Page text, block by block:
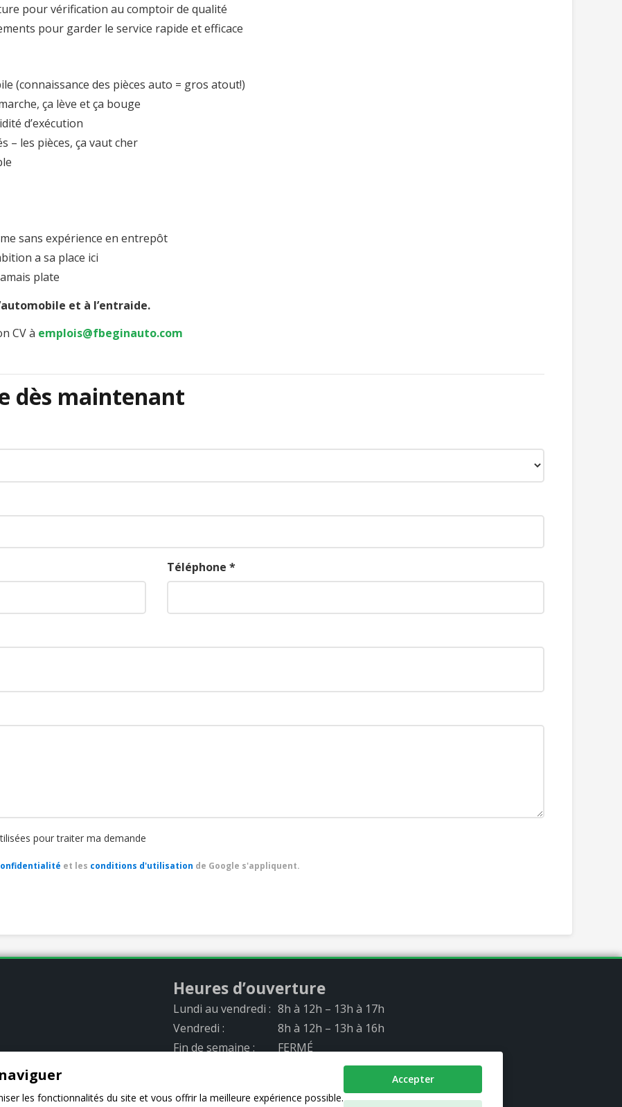
pour vérification au comptoir de qualité
pour garder le service rapide et efficace
(connaissance des pièces auto = gros atout!)
ça lève et ça bouge
d’exécution
– les pièces, ça vaut cher
sans expérience en entrepôt
a sa place ici
plate
et à l’entraide.
CV à emplois@fbeginauto.com
dès maintenant
Téléphone *
pour traiter ma demande
et les conditions d'utilisation de Google s'appliquent.
Heures d’ouverture
Lundi au vendredi : 8h à 12h – 13h à 17h
Vendredi :
8h à 12h – 13h à 16h
Fin de semaine :
FERMÉ
les fonctionnalités du site et vous offrir la meilleure expérience possible.
Accepter